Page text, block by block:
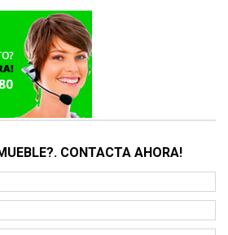
CONTACTA AHORA!